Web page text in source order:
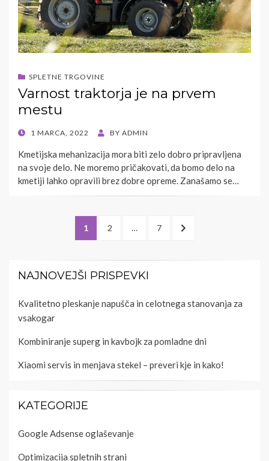
SPLETNE TRGOVINE
Varnost traktorja je na prvem
mestu
POSTED
1 MARCA, 2022 BY ADMIN
Kmetijska mehanizacija mora biti zelo dobro pripravljena
na svoje delo. Ne moremo pričakovati, da bomo delo na
kmetiji lahko opravili brez dobre opreme. Zanašamo se…
Številčenje
prispevkov
PAGE
1 PAGE
2 … PAGE
7
NEXT
NAJNOVEJŠI PRISPEVKI
Kvalitetno pleskanje napušča in celotnega stanovanja za
vsakogar
Kombiniranje superg in kavbojk za pomladne dni
Xiaomi servis in menjava stekel – preveri kje in kako!
KATEGORIJE
Google Adsense oglaševanje
Optimizacija spletnih strani